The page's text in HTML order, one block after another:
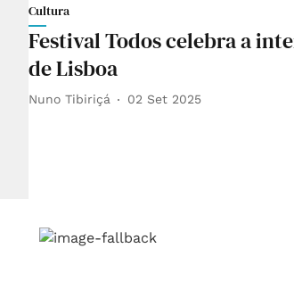
Cultura
Festival Todos celebra a
de Lisboa
Nuno Tibiriçá 02 Set 2025